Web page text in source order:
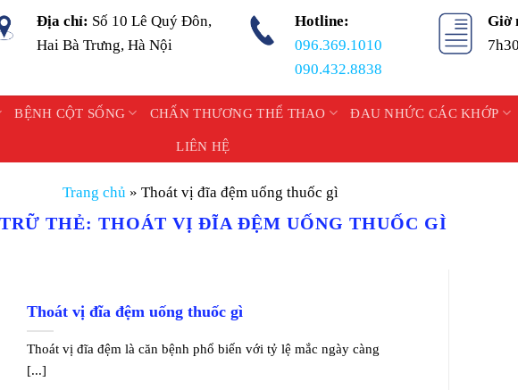
Địa chỉ: Số 10 Lê Quý Đôn,
Hai Bà Trưng, Hà Nội
Hotline:
096.369.1010
090.432.8838
Giờ
BỆNH CỘT SỐNG CHẤN THƯƠNG THỂ THAO ĐAU NHỨC CÁC KHỚP
LIÊN HỆ
Trang chủ » Thoát vị đĩa đệm uống thuốc gì
THẺ: THOÁT VỊ ĐĨA ĐỆM UỐNG THUỐC GÌ
Thoát vị đĩa đệm uống thuốc gì
Thoát vị đĩa đệm là căn bệnh phổ biến với tỷ lệ mắc ngày càng
[...]